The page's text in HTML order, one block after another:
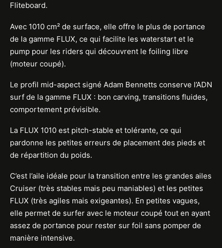
Fliteboard.
Avec 1010 cm² de surface, elle offre le plus de portance
de la gamme FLUX, ce qui facilite les waterstart et le
pump pour les riders qui découvrent le foiling libre
(moteur coupé).
Le profil mid-aspect signé Adam Bennetts conserve l’ADN
surf de la gamme FLUX : bon carving, transitions fluides,
comportement prévisible.
La FLUX 1010 est pitch-stable et tolérante, ce qui
pardonne les petites erreurs de placement des pieds et
de répartition du poids.
C’est l’aile idéale pour la transition entre les grandes ailes
Cruiser (très stables mais peu maniables) et les petites
FLUX (très agiles mais exigeantes). En petites vagues,
elle permet de surfer avec le moteur coupé tout en ayant
assez de portance pour rester sur foil sans pomper de
manière intensive.